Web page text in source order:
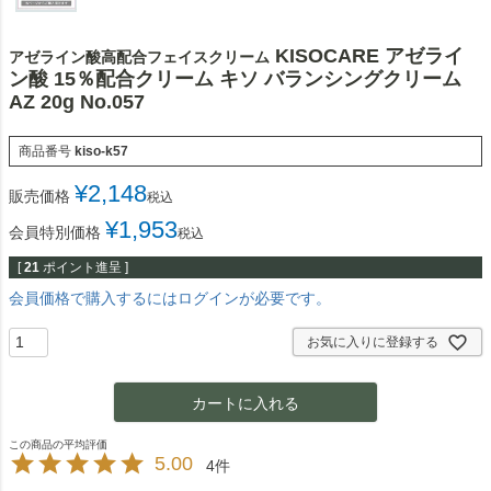
アゼライン酸高配合フェイスクリーム KISOCARE アゼライ
ン酸 15％配合クリーム キソ バランシングクリーム
AZ 20g No.057
商品番号 kiso-k57
販売価格 ¥2,148税込
会員特別価格 ¥1,953税込
[ 21 ポイント進呈 ]
会員価格で購入するにはログインが必要です。
お気に入りに登録する
カートに入れる
5.00 4